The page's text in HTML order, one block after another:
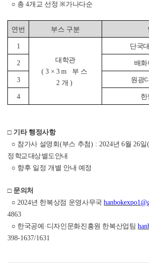
○ 총4개교 선정 ※가나다순
연번 부스 구분
1
대학관
(3×3m 부스
2 개)
단국
2 배화
3 원광
4 한
□ 기타 행정사항
○ 참가사 설명회 (부스 추첨) : 2024년6월26일
정 학교 대상 별도 안내
○ 향후 일정 개별 안내 예정
□ 문의처
○ 2024년 한복상점 운영사무국
4863
○ 한국공예 · 디자인문화진흥원 한복산업팀
398-1637/1631